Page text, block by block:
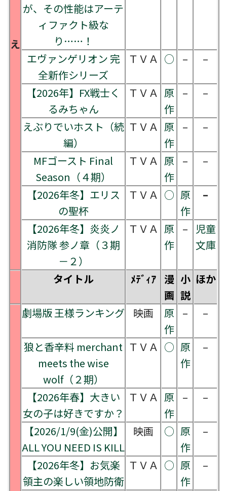
え
が、その性能はアーテ
ィファクト級な
り……！
エヴァンゲリオン 完
全新作シリーズ
ＴＶＡ ○ – –
【2026年】FX戦士く
るみちゃん
ＴＶＡ 原
作
– –
えぶりでいホスト（続
編）
ＴＶＡ 原
作
– –
MFゴースト Final
Season（４期）
ＴＶＡ 原
作
– –
【2026年冬】エリス
の聖杯
ＴＶＡ ○ 原
作
–
【2026年冬】炎炎ノ
消防隊 参ノ章（３期
－２）
ＴＶＡ 原
作
–
児童
文庫
タイトル ﾒﾃﾞｨｱ
漫
画
小
説
ほか
劇場版 王様ランキング 映画
原
作
– –
狼と香辛料 merchant
meets the wise
wolf（２期）
ＴＶＡ ○ 原
作
–
【2026年春】大きい
女の子は好きですか？
ＴＶＡ 原
作
– –
【2026/1/9(金)公開】
ALL YOU NEED IS KILL
映画 ○ 原
作
–
【2026年冬】お気楽
領主の楽しい領地防衛
ＴＶＡ ○ 原
作
–